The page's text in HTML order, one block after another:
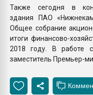
Также сегодня в
здания ПАО
Общее собрание
итоги финансово-
2018 году. В работе
заместитель Премьер-